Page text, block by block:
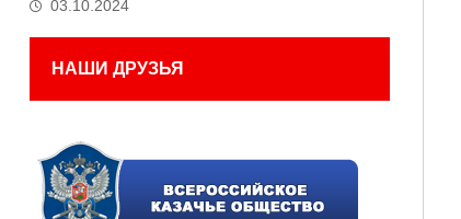
03.10.2024
НАШИ ДРУЗЬЯ